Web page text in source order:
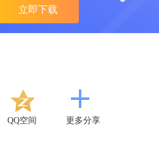
立即下载
QQ空间 更多分享